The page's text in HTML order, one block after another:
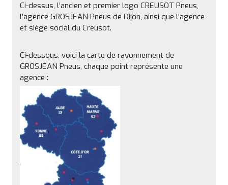
Ci-dessus, l’ancien et premier logo CREUSOT Pneus,
l’agence GROSJEAN Pneus de Dijon, ainsi que l’agence
et siège social du Creusot.
Ci-dessous, voici la carte de rayonnement de
GROSJEAN Pneus, chaque point représente une
agence :